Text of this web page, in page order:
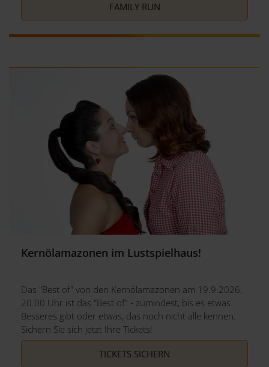
FAMILY RUN
Kernölamazonen im Lustspielhaus!
Das "Best of" von den Kernölamazonen am 19.9.2026,
20.00 Uhr ist das "Best of" - zumindest, bis es etwas
Besseres gibt oder etwas, das noch nicht alle kennen.
Sichern Sie sich jetzt Ihre Tickets!
TICKETS SICHERN